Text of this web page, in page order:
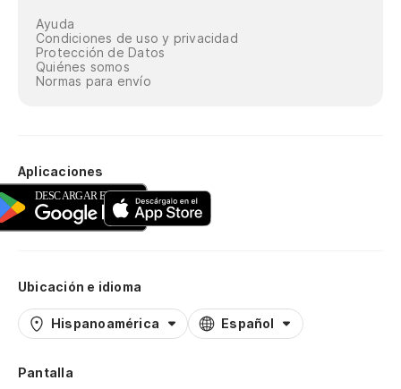
Ayuda
Condiciones de uso y privacidad
Protección de Datos
Quiénes somos
Normas para envío
Aplicaciones
Ubicación e idioma
Hispanoamérica Español
Pantalla